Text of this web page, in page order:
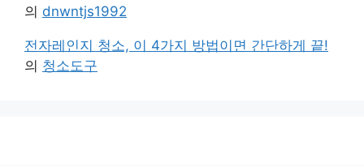
의 dnwntjs1992
전자레인지 청소, 이 4가지 방법이면 간단하게 끝!
의 청소도구